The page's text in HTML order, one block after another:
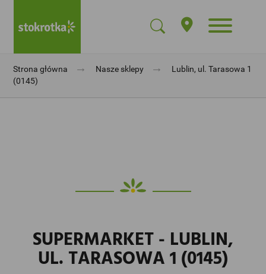
Strona główna → Nasze sklepy →
Lublin, ul. Tarasowa 1
(0145)
SUPERMARKET - LUBLIN,
UL. TARASOWA 1 (0145)